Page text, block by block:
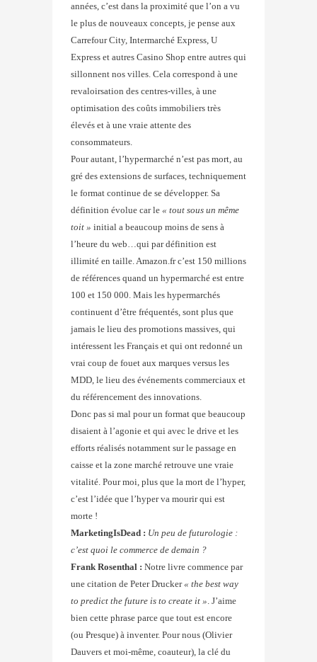
années, c’est dans la proximité que l’on a vu
le plus de nouveaux concepts, je pense aux
Carrefour City, Intermarché Express, U
Express et autres Casino Shop entre autres qui
sillonnent nos villes. Cela correspond à une
revaloirsation des centres-villes, à une
optimisation des coûts immobiliers très
élevés et à une vraie attente des
consommateurs.
Pour autant, l’hypermarché n’est pas mort, au
gré des extensions de surfaces, techniquement
le format continue de se développer. Sa
définition évolue car le « tout sous un même
toit » initial a beaucoup moins de sens à
l’heure du web…qui par définition est
illimité en taille. Amazon.fr c’est 150 millions
de références quand un hypermarché est entre
100 et 150 000. Mais les hypermarchés
continuent d’être fréquentés, sont plus que
jamais le lieu des promotions massives, qui
intéressent les Français et qui ont redonné un
vrai coup de fouet aux marques versus les
MDD, le lieu des événements commerciaux et
du référencement des innovations.
Donc pas si mal pour un format que beaucoup
disaient à l’agonie et qui avec le drive et les
efforts réalisés notamment sur le passage en
caisse et la zone marché retrouve une vraie
vitalité. Pour moi, plus que la mort de l’hyper,
c’est l’idée que l’hyper va mourir qui est
morte !
MarketingIsDead : Un peu de futurologie :
c’est quoi le commerce de demain ?
Frank Rosenthal : Notre livre commence par
une citation de Peter Drucker« the best way
to predict the future is to create it » . J’aime
bien cette phrase parce que tout est encore
(ou Presque) à inventer. Pour nous (Olivier
Dauvers et moi-même, coauteur), la clé du